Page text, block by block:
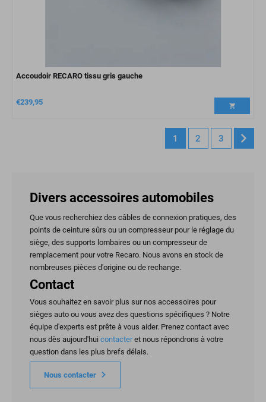
Accoudoir RECARO tissu gris gauche
€239,95
1 2 3
Divers accessoires automobiles
Que vous recherchiez des câbles de connexion pratiques, des
points de ceinture sûrs ou un compresseur pour le réglage du
siège, des supports lombaires ou un compresseur de
remplacement pour votre Recaro. Nous avons en stock de
nombreuses pièces d'origine ou de rechange.
Contact
Vous souhaitez en savoir plus sur nos accessoires pour
sièges auto ou vous avez des questions spécifiques ? Notre
équipe d'experts est prête à vous aider. Prenez contact avec
nous dès aujourd'hui contacteret nous répondrons à votre
question dans les plus brefs délais.
Nous contacter